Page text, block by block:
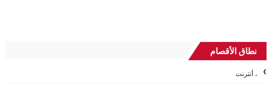
نطاق الأقصام
، أنترنت